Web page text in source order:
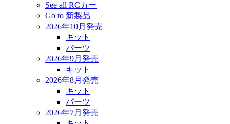
See all RCカー
Go to 新製品
2026年10月発売
キット
パーツ
2026年9月発売
キット
2026年8月発売
キット
パーツ
2026年7月発売